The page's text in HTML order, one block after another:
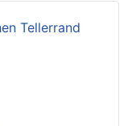
Tellerrand